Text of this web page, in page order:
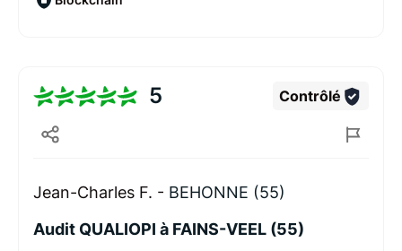
5 Contrôlé
Jean-Charles F. - BEHONNE (55)
Audit QUALIOPI à FAINS-VEEL (55)